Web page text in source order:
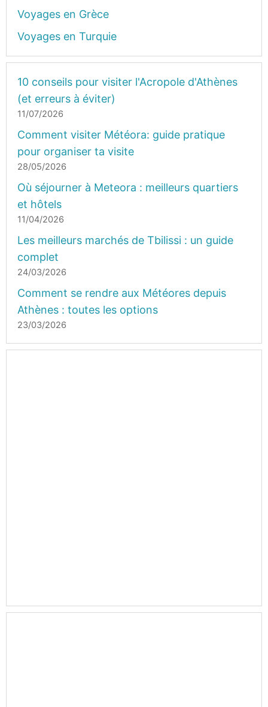
Voyages en Grèce
Voyages en Turquie
10 conseils pour visiter l'Acropole d'Athènes
(et erreurs à éviter)
11/07/2026
Comment visiter Météora: guide pratique
pour organiser ta visite
28/05/2026
Où séjourner à Meteora : meilleurs quartiers
et hôtels
11/04/2026
Les meilleurs marchés de Tbilissi : un guide
complet
24/03/2026
Comment se rendre aux Météores depuis
Athènes : toutes les options
23/03/2026